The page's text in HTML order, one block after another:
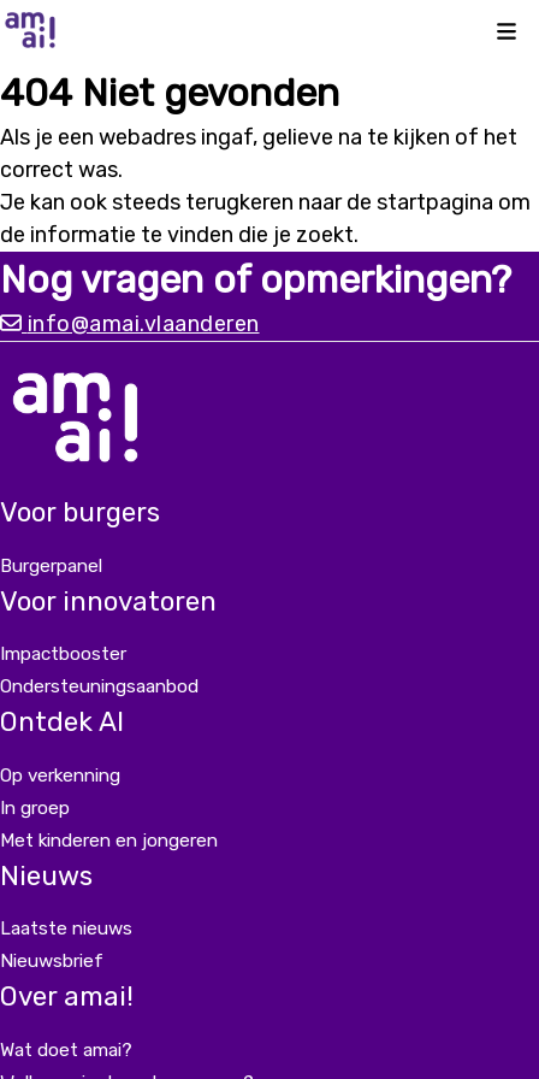
404 Niet gevonden
Als je een webadres ingaf, gelieve na te kijken of het
correct was.
Je kan ook steeds terugkeren naar de startpagina om
de informatie te vinden die je zoekt.
Nog vragen of opmerkingen?
info@amai.vlaanderen
Voor burgers
Burgerpanel
Voor innovatoren
Impactbooster
Ondersteuningsaanbod
Ontdek AI
Op verkenning
In groep
Met kinderen en jongeren
Nieuws
Laatste nieuws
Nieuwsbrief
Over amai!
Wat doet amai?